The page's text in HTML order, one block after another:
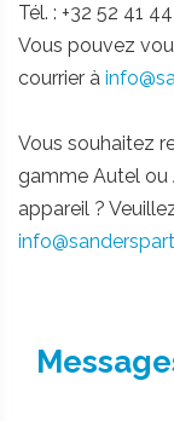
Tél. : +32 52 41
Vous pouvez
courrier à
Vous souhaitez
gamme Autel ou
appareil ?